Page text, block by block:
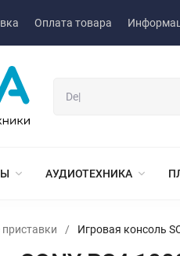
Оплата товара
АУДИОТЕХНИКА
/ Игровая консоль